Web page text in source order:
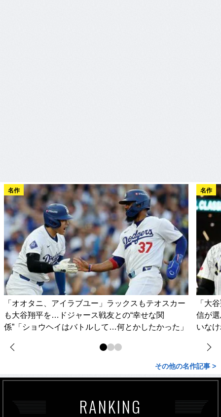
名作
「オオタニ、アイラブユー」ラックスもテオスカー
も大谷翔平を…ドジャース戦友との“幸せな関
係”「ショウヘイはバトルして…何とかしたかった」
名作
「大
信が
いな
その他の名作記事 >
RANKING